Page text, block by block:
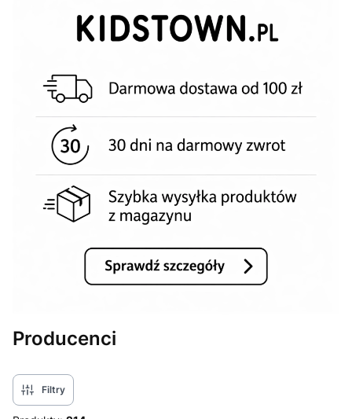
Producenci
Filtry